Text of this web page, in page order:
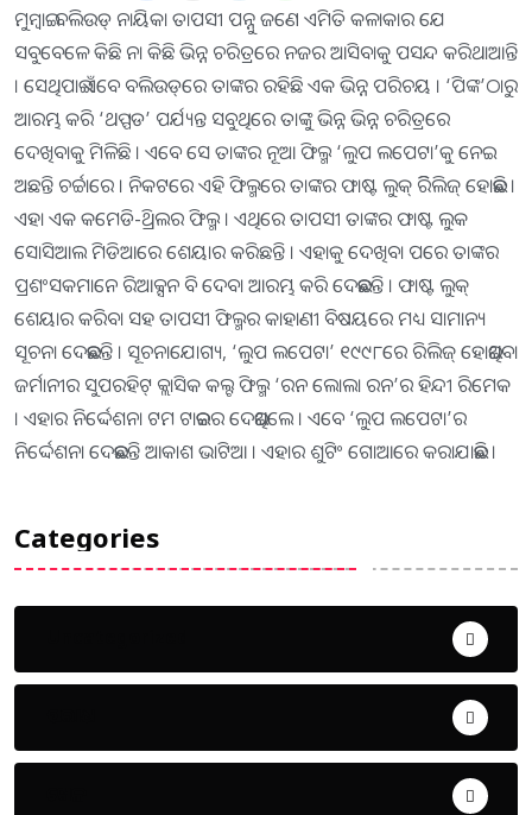
ମୁମ୍ବାଇ: ବଲିଉଡ୍ ନାୟିକା ତାପସୀ ପନ୍ନୁ ଜଣେ ଏମିତି କଳାକାର ଯେ
ସବୁବେଳେ କିଛି ନା କିଛି ଭିନ୍ନ ଚରିତ୍ରରେ ନଜର ଆସିବାକୁ ପସନ୍ଦ କରିଥାଆନ୍ତି
। ସେଥିପାଇଁ ଏବେ ବଲିଉଡ୍‌ରେ ତାଙ୍କର ରହିଛି ଏକ ଭିନ୍ନ ପରିଚୟ । ‘ପିଙ୍କ’ଠାରୁ
ଆରମ୍ଭ କରି ‘ଥପ୍ପଡ’ ପର୍ଯ୍ୟନ୍ତ ସବୁଥିରେ ତାଙ୍କୁ ଭିନ୍ନ ଭିନ୍ନ ଚରିତ୍ରରେ
ଦେଖିବାକୁ ମିଳିଛି । ଏବେ ସେ ତାଙ୍କର ନୂଆ ଫିଲ୍ମ ‘ଲୁପ ଲପେଟା’କୁ ନେଇ
ଅଛନ୍ତି ଚର୍ଚ୍ଚାରେ । ନିକଟରେ ଏହି ଫିଲ୍ମରେ ତାଙ୍କର ଫାଷ୍ଟ ଲୁକ୍ ରିିଲିଜ୍ ହୋଇଛି ।
ଏହା ଏକ କମେଡି-ଥ୍ରିଲର ଫିଲ୍ମ । ଏଥିରେ ତାପସୀ ତାଙ୍କର ଫାଷ୍ଟ ଲୁକ
ସୋସିଆଲ ମିଡିଆରେ ଶେୟାର କରିଛନ୍ତି । ଏହାକୁ ଦେଖିବା ପରେ ତାଙ୍କର
ପ୍ରଶଂସକମାନେ ରିଆକ୍ସନ ବି ଦେବା ଆରମ୍ଭ କରି ଦେଇଛନ୍ତି । ଫାଷ୍ଟ ଲୁକ୍
ଶେୟାର କରିବା ସହ ତାପସୀ ଫିଲ୍ମର କାହାଣୀ ବିଷୟରେ ମଧ୍ୟ ସାମାନ୍ୟ
ସୂଚନା ଦେଇଛନ୍ତି । ସୂଚନାଯୋଗ୍ୟ, ‘ଲୁପ ଲପେଟା’ ୧୯୯୮ରେ ରିଲିଜ୍ ହୋଇଥିବା
ଜର୍ମାନୀର ସୁପରହିଟ୍ କ୍ଲାସିକ କଲ୍ଟ ଫିଲ୍ମ ‘ରନ ଲୋଲା ରନ’ର ହିନ୍ଦୀ ରିମେକ
। ଏହାର ନିର୍ଦ୍ଦେଶନା ଟମ ଟାଇକର ଦେଇଥିଲେ । ଏବେ ‘ଲୁପ ଲପେଟା’ର
ନିର୍ଦ୍ଦେଶନା ଦେଇଛନ୍ତି ଆକାଶ ଭାଟିଆ । ଏହାର ଶୁଟିଂ ଗୋଆରେ କରାଯାଇଛି ।
Categories